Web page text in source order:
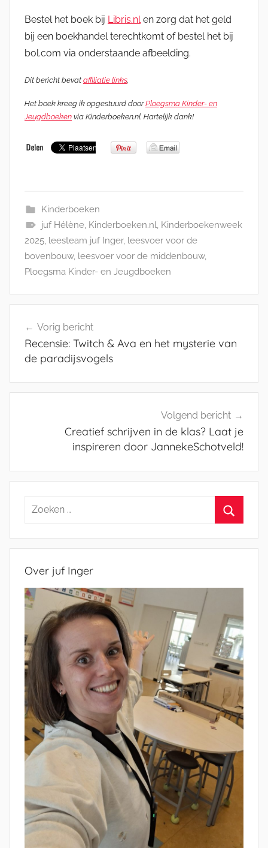
Bestel het boek bij Libris.nlen zorg dat het geld
bij een boekhandel terechtkomt of bestel het bij
bol.com via onderstaande afbeelding.
Dit bericht bevat affiliatie links.
Het boek kreeg ik opgestuurd doorPloegsma Kinder- en
Jeugdboeken via Kinderboeken.nl. Hartelijk dank!
Kinderboeken
juf Hélène, Kinderboeken.nl, Kinderboekenweek
2025, leesteam juf Inger, leesvoer voor de
bovenbouw, leesvoer voor de middenbouw,
Ploegsma Kinder- en Jeugdboeken
navigatie
Vorig bericht
Recensie: Twitch & Ava en het mysterie van
de paradijsvogels
Volgend bericht
Creatief schrijven in de klas? Laat je
inspireren door JannekeSchotveld!
Zoeken
Over juf Inger